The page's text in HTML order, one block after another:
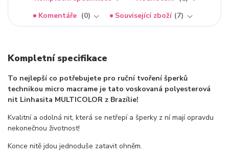
Komentáře
0 Související zboží 7
Kompletní specifikace
To nejlepší co potřebujete pro ruční tvoření šperků
technikou micro macrame je tato voskovaná polyesterová
nit Linhasita MULTICOLOR z Brazílie!
Kvalitní a odolná nit, která se netřepí a šperky z ní mají opravdu
nekonečnou životnost!
Konce nitě jdou jednoduše zatavit ohněm.